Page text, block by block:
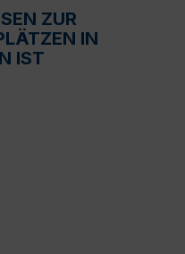
ZUR
IN
IST